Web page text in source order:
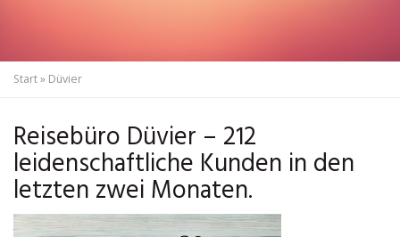
Start» Düvier
Reisebüro Düvier – 212
leidenschaftliche Kunden in den
letzten zwei Monaten.